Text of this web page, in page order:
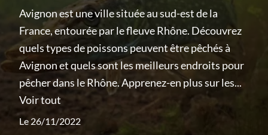
Avignon est une ville située au sud-est de la
France, entourée par le fleuve Rhône. Découvrez
quels types de poissons peuvent être pêchés à
Avignon et quels sont les meilleurs endroits pour
pêcher dans le Rhône. Apprenez-en plus sur les...
Voir tout
Le 26/11/2022